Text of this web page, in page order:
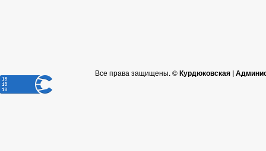
Все права защищены. ©Курдюковская |